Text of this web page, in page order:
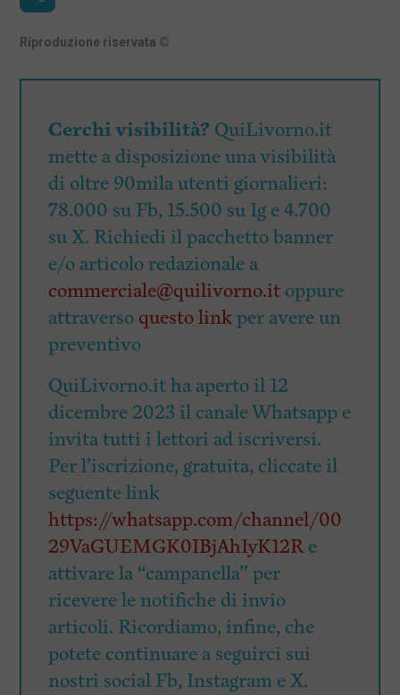
Riproduzione riservata ©
Cerchi visibilità? QuiLivorno.it
mette a disposizione una visibilità
di oltre 90mila utenti giornalieri:
78.000 su Fb, 15.500 su Ig e 4.700
su X. Richiedi il pacchetto banner
e/o articolo redazionale a
commerciale@quilivorno.it oppure
attraverso questo linkper avere un
preventivo
QuiLivorno.it ha aperto il 12
dicembre 2023 il canale Whatsapp e
invita tutti i lettori ad iscriversi.
Per l’iscrizione, gratuita, cliccate il
seguente link
https://whatsapp.com/channel/00
29VaGUEMGK0IBjAhIyK12Re
attivare la “campanella” per
ricevere le notifiche di invio
articoli. Ricordiamo, infine, che
potete continuare a seguirci sui
nostri social Fb, Instagram e X.